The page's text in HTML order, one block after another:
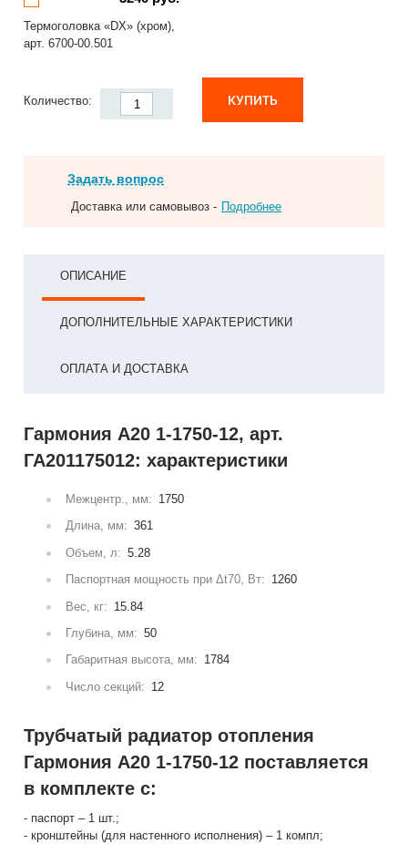
Термоголовка «DX» (хром),
арт. 6700-00.501
Количество: КУПИТЬ
Задать вопрос
Доставка или самовывоз - Подробнее
ОПИСАНИЕ
ДОПОЛНИТЕЛЬНЫЕ ХАРАКТЕРИСТИКИ
ОПЛАТА И ДОСТАВКА
Гармония А20 1-1750-12, арт.
ГА201175012: характеристики
Межцентр., мм: 1750
Длина, мм: 361
Объем, л: 5.28
Паспортная мощность при Δt70, Вт: 1260
Вес, кг: 15.84
Глубина, мм: 50
Габаритная высота, мм: 1784
Число секций: 12
Трубчатый радиатор отопления
Гармония А20 1-1750-12 поставляется
в комплекте с:
- паспорт – 1 шт.;
- кронштейны (для настенного исполнения) – 1 компл;